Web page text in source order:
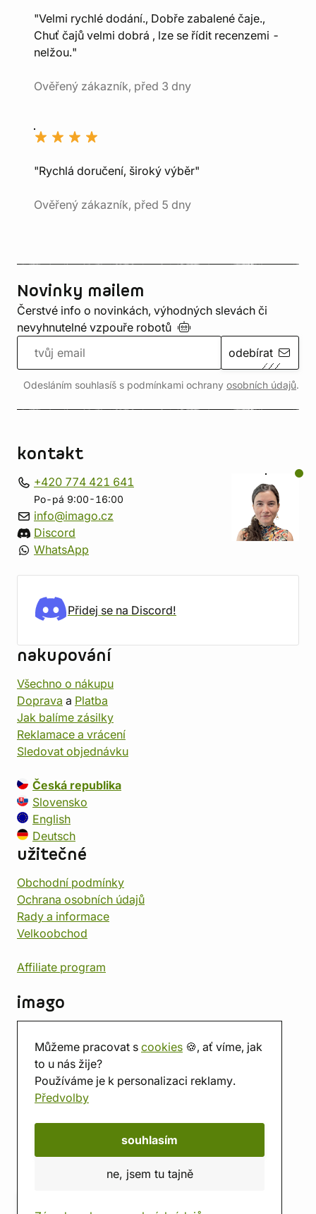
Můžeme pracovat s cookies 🍪, ať víme, jak
to u nás žije?
Používáme je k personalizaci reklamy.
Předvolby
souhlasím
ne, jsem tu tajně
"Velmi rychlé dodání., Dobře zabalené čaje.,
Chuť čajů velmi dobrá , lze se řídit recenzemi -
nelžou."
Ověřený zákazník, před 3 dny
"Rychlá doručení, široký výběr"
Ověřený zákazník, před 5 dny
Novinky mailem
Čerstvé info o novinkách, výhodných slevách či
nevyhnutelné vzpouře robotů
odebírat
Odesláním souhlasíš s podmínkami ochrany osobních údajů.
kontakt
+420 774 421 641
Po-pá 9:00-16:00
info@imago.cz
Discord
WhatsApp
Přidej se na Discord!
nakupování
Všechno o nákupu
Doprava a Platba
Jak balíme zásilky
Reklamace a vrácení
Sledovat objednávku
Česká republika
Slovensko
English
Deutsch
užitečné
Obchodní podmínky
Ochrana osobních údajů
Rady a informace
Velkoobchod
Affiliate program
imago
Prodejna
Herna
O nás
Hodnocení obchodu